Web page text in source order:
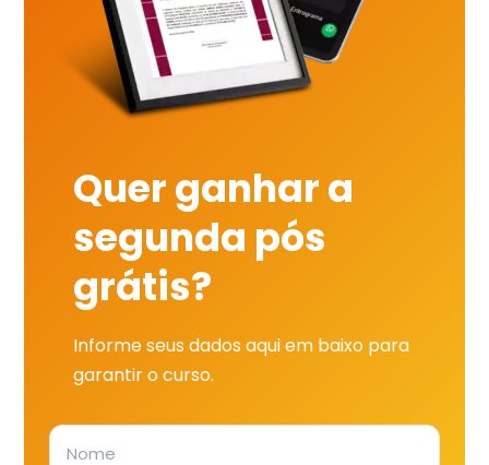
Quer ganhar a
segunda pós
grátis?
Informe seus dados aqui em baixo para
garantir o curso.